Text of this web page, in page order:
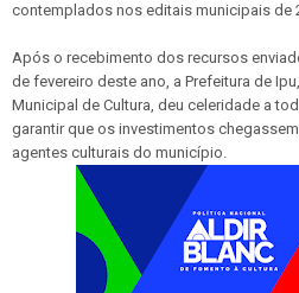
contemplados nos editais municipais de
Após o recebimento dos recursos
de fevereiro deste ano, a Prefeitura de
Municipal de Cultura, deu celeridade a
garantir que os investimentos
agentes culturais do município.